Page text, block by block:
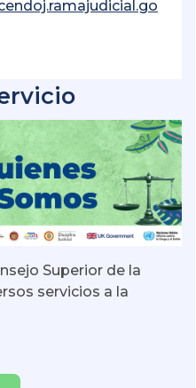
Superior de la
servicios a la